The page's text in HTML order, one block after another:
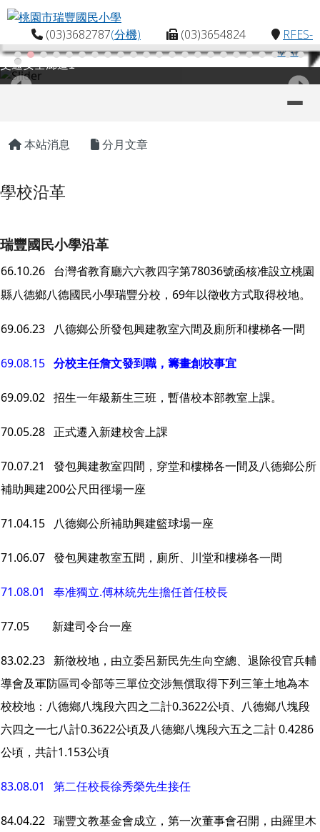
跳至主內容區
桃園市瑞豐國民小學
(03)3682787(分機) (03)3654824
RFES-
MAP
交通安全廊道1
本站消息 分月文章
學校沿革
學校沿革
empty head
瑞豐國民小學沿革
66.10.26 台灣省教育廳六六教四字第78036號函核准設立桃園
縣八德鄉八德國民小學瑞豐分校，69年以徵收方式取得校地。
69.06.23 八德鄉公所發包興建教室六間及廁所和樓梯各一間
69.08.15 分校主任詹文發到職，籌畫創校事宜
69.09.02 招生一年級新生三班，暫借校本部教室上課。
70.05.28 正式遷入新建校舍上課
70.07.21 發包興建教室四間，穿堂和樓梯各一間及八德鄉公所
補助興建200公尺田徑場一座
71.04.15 八德鄉公所補助興建籃球場一座
71.06.07 發包興建教室五間，廁所、川堂和樓梯各一間
71.08.01 奉准獨立.傅林統先生擔任首任校長
77.05 新建司令台一座
83.02.23 新徵校地，由立委呂新民先生向空總、退除役官兵輔
導會及軍防區司令部等三單位交涉無償取得下列三筆土地為本
校校地：八德鄉八塊段六四之二計0.3622公頃、八德鄉八塊段
六四之一七八計0.3622公頃及八德鄉八塊段六五之二計 0.4286
公頃，共計1.153公頃
83.08.01 第二任校長徐秀榮先生接任
84.04.22 瑞豐文教基金會成立，第一次董事會召開，由羅里木